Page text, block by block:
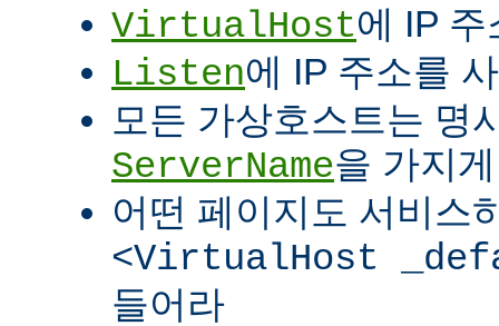
VirtualHost에 IP
Listen에 IP 주소를
모든 가상호스트는 명
ServerName을 가지
어떤 페이지도 서비스
<VirtualHost
들어라